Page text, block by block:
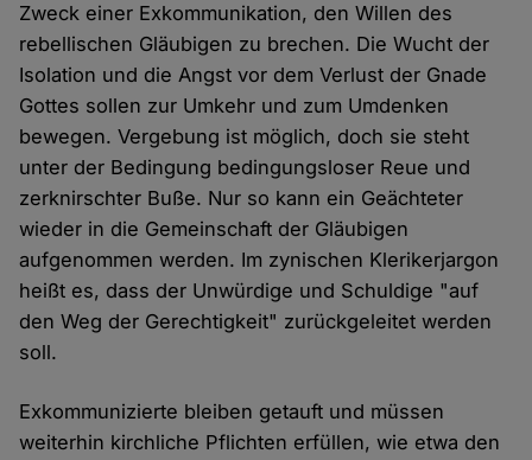
Zweck einer Exkommunikation, den Willen des
rebellischen Gläubigen zu brechen. Die Wucht der
Isolation und die Angst vor dem Verlust der Gnade
Gottes sollen zur Umkehr und zum Umdenken
bewegen. Vergebung ist möglich, doch sie steht
unter der Bedingung bedingungsloser Reue und
zerknirschter Buße. Nur so kann ein Geächteter
wieder in die Gemeinschaft der Gläubigen
aufgenommen werden. Im zynischen Klerikerjargon
heißt es, dass der Unwürdige und Schuldige "auf
den Weg der Gerechtigkeit" zurückgeleitet werden
soll.
Exkommunizierte bleiben getauft und müssen
weiterhin kirchliche Pflichten erfüllen, wie etwa den